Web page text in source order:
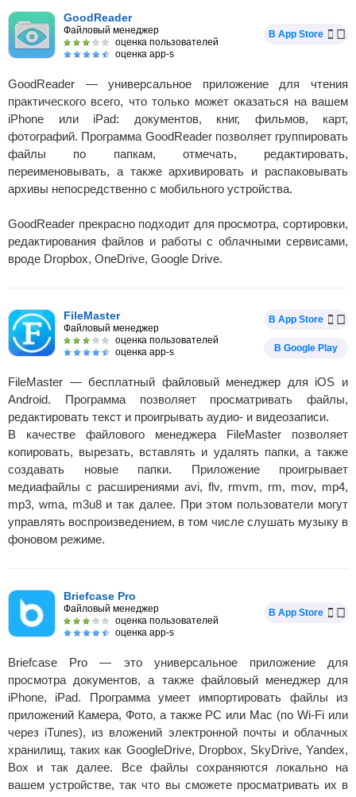
GoodReader
Файловый менеджер
оценка пользователей
оценка app-s
В App Store
GoodReader — универсальное приложение для чтения
практического всего, что только может оказаться на вашем
iPhone или iPad: документов, книг, фильмов, карт,
фотографий. Программа GoodReader позволяет группировать
файлы по папкам, отмечать, редактировать,
переименовывать, а также архивировать и распаковывать
архивы непосредственно с мобильного устройства.
GoodReader прекрасно подходит для просмотра, сортировки,
редактирования файлов и работы с облачными сервисами,
вроде Dropbox, OneDrive, Google Drive.
FileMaster
Файловый менеджер
оценка пользователей
оценка app-s
В App Store
В Google Play
FileMaster — бесплатный файловый менеджер для iOS и
Android. Программа позволяет просматривать файлы,
редактировать текст и проигрывать аудио- и видеозаписи.
В качестве файлового менеджера FileMaster позволяет
копировать, вырезать, вставлять и удалять папки, а также
создавать новые папки. Приложение проигрывает
медиафайлы с расширениями avi, flv, rmvm, rm, mov, mp4,
mp3, wma, m3u8 и так далее. При этом пользователи могут
управлять воспроизведением, в том числе слушать музыку в
фоновом режиме.
Briefcase Pro
Файловый менеджер
оценка пользователей
оценка app-s
В App Store
Briefcase Pro — это универсальное приложение для
просмотра документов, а также файловый менеджер для
iPhone, iPad. Программа умеет импортировать файлы из
приложений Камера, Фото, а также PC или Mac (по Wi-Fi или
через iTunes), из вложений электронной почты и облачных
хранилищ, таких как GoogleDrive, Dropbox, SkyDrive, Yandex,
Box и так далее. Все файлы сохраняются локально на
вашем устройстве, так что вы сможете просматривать их в